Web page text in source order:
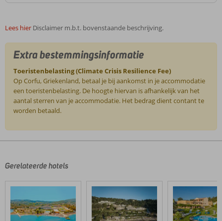
Lees hier Disclaimer m.b.t. bovenstaande beschrijving.
Extra bestemmingsinformatie
Toeristenbelasting (Climate Crisis Resilience Fee)
Op Corfu, Griekenland, betaal je bij aankomst in je accommodatie
een toeristenbelasting. De hoogte hiervan is afhankelijk van het
aantal sterren van je accommodatie. Het bedrag dient contant te
worden betaald.
door
klanten
na
hun
Gerelateerde hotels